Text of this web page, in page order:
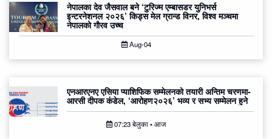
नेपालका देव जैसवाल बने ‘टुरिज्म एम्बासडर युनिभर्स
इन्टरनेशनल २०२६’ किड्स मेल ग्रान्ड विनर, विश्व मञ्चमा
नेपालको गौरव उच्च
Aug-04
एनआरएनए एसिया प्याशिफिक सम्मेलनको तयारी अन्तिम चरणमा-
आरसी दीपक कंडेल, ‘आरोहण२०२६’ भव्य र सभ्य सम्मेलन हुने
07:23 बेलुका • आज